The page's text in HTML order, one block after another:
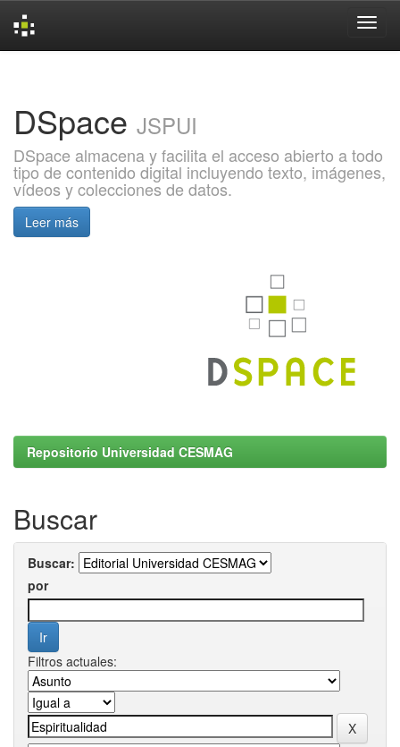
DSpace JSPUI
DSpace almacena y facilita el acceso abierto a todo
tipo de contenido digital incluyendo texto, imágenes,
vídeos y colecciones de datos.
Leer más
Repositorio Universidad CESMAG
Buscar
Buscar:
por
Filtros actuales: